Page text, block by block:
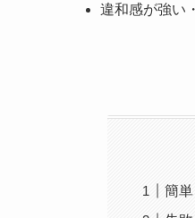
違和感が強い
簡